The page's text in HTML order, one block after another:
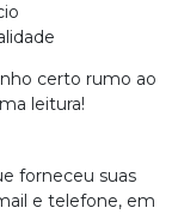
certo rumo ao
leitura!
forneceu suas
e telefone, em